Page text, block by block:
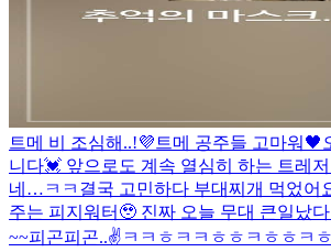
트메 비 조심해..!💜 트메 공주들 고마워🖤
니다💓 앞으로도 계속 열심히 하는 트레
네…ㅋㅋ 결국 고민하다 부대찌개 먹었어
주는 피지워터🥹 진짜 오늘 무대 큰일났
~~피곤피곤..✌️ ㅋㅋㅎㅋㅋㅎㅎㅋㅎㅎㅋ